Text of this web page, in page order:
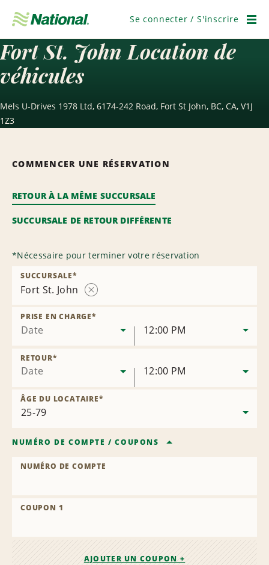
navigation
Se connecter / S'inscrire
Fort St. John Location de
véhicules
Mels U-Drives 1978 Ltd, 6174-242 Road, Fort St John, BC, CA, V1J
1Z3
COMMENCER UNE RÉSERVATION
RETOUR À LA MÊME SUCCURSALE
SUCCURSALE DE RETOUR DIFFÉRENTE
*Nécessaire pour terminer votre réservation
Fort St. John
la
SUCCURSALE*
Date
PRISE EN CHARGE*
12:00 PM
Date
RETOUR*
12:00 PM
ÂGE DU LOCATAIRE*
NUMÉRO DE COMPTE /COUPONS
NUMÉRO DE COMPTE
COUPON 1
AJOUTER UN COUPON +